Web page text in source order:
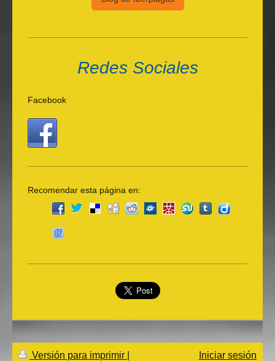
Redes Sociales
Facebook
Recomendar esta página en:
Versión para imprimir Iniciar sesión